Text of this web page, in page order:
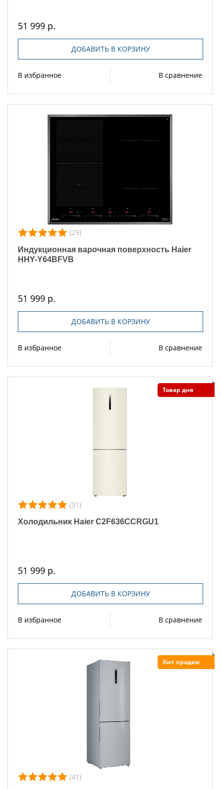
51 999 р.
ДОБАВИТЬ В КОРЗИНУ
В избранное В сравнение
(29)
Индукционная варочная поверхность Haier
HHY-Y64BFVB
51 999 р.
ДОБАВИТЬ В КОРЗИНУ
В избранное В сравнение
Товар дня
(31)
Холодильник Haier C2F636CCRGU1
51 999 р.
ДОБАВИТЬ В КОРЗИНУ
В избранное В сравнение
Хит продаж
(41)